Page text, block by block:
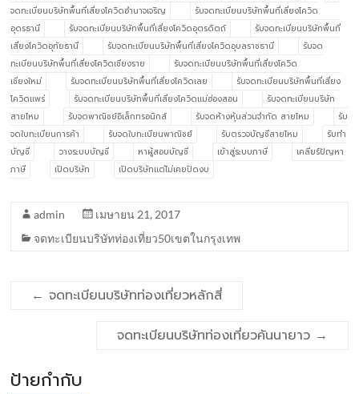
จดทะเบียนบริษัทพื้นที่เสี่ยงโควิดอำนาจเจริญ
รับจดทะเบียนบริษัทพื้นที่เสี่ยงโควิด
อุดรธานี
รับจดทะเบียนบริษัทพื้นที่เสี่ยงโควิดอุตรดิตถ์
รับจดทะเบียนบริษัทพื้นที่
เสี่ยงโควิดอุทัยธานี
รับจดทะเบียนบริษัทพื้นที่เสี่ยงโควิดอุบลราชธานี
รับจด
ทะเบียนบริษัทพื้นที่เสี่ยงโควิดเชียงราย
รับจดทะเบียนบริษัทพื้นที่เสี่ยงโควิด
เชียงใหม่
รับจดทะเบียนบริษัทพื้นที่เสี่ยงโควิดเลย
รับจดทะเบียนบริษัทพื้นที่เสี่ยง
โควิดแพร่
รับจดทะเบียนบริษัทพื้นที่เสี่ยงโควิดแม่ฮ่องสอน
รับจดทะเบียนบริษัท
สายไหม
รับจดพาณิชย์อิเล็กทรอนิกส์ รับจดห้างหุ้นส่วนจำกัด สายไหม
รับ
จดใบทะเบียนการค้า
รับจดใบทะเบียนพาณิชย์ รับตรวจบัญชีสายไหม
รับทำ
บัญชี
วางระบบบัญชี หาผู้สอบบัญชี เข้าสู่ระบบภาษี
เคลียร์ปัญหา
ภาษี
เปิดบริษัท เปิดบริษัทแต่ไม่เคยปิดงบ
admin
เมษายน 21, 2017
จดทะเบียนบริษัทท่องเที่ยว50เขตในกรุงเทพ
← จดทะเบียนบริษัทท่องเที่ยวหลักสี่
จดทะเบียนบริษัทท่องเที่ยวคันนายาว →
ป้ายกำกับ